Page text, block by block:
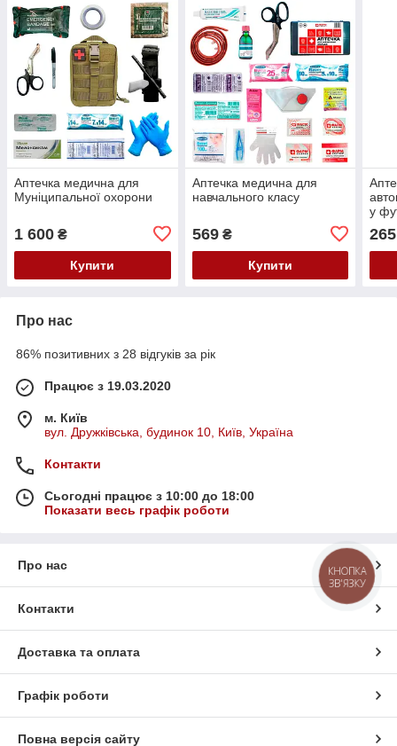
Аптечка медична для
Муніципальної охорони
1 600 ₴
Купити
Аптечка медична для
навчального класу
569₴
Купити
у
265
Про нас
86% позитивних з 28 відгуків за рік
Працює з 19.03.2020
м. Київ
вул. Дружківська, будинок 10, Київ, Україна
Контакти
Сьогодні працює з 10:00 до 18:00
Показати весь графік роботи
Про нас
Контакти
Доставка та оплата
Графік роботи
Повна версія сайту
КНОПКА
ЗВ'ЯЗКУ